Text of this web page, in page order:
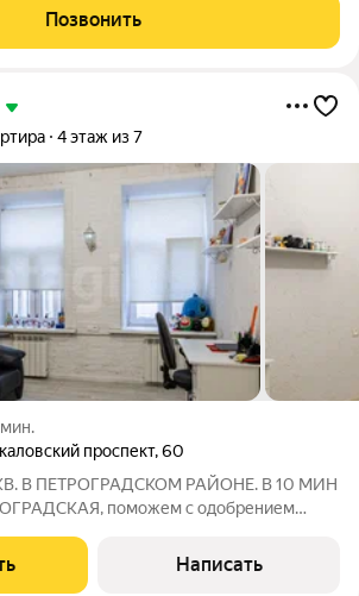
и другие НЕ
магазины! Значит нет вообще
Позвонить
4 этаж из 7
проспект,60
В ПЕТРОГРАДСКОМ РАЙОНЕ. В 10 МИН
поможем с одобрением
вашему вниманию уникальную
эту просторную и
Написать